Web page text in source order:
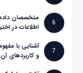
6
متخصصان
اطلاعات در
7
و کاربردهای